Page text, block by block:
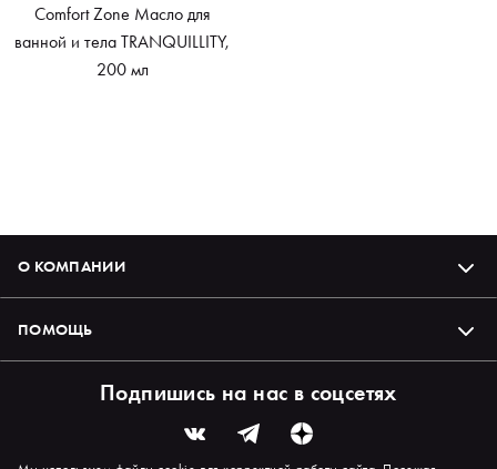
Comfort Zone Масло для
ванной и тела TRANQUILLITY,
200 мл
О КОМПАНИИ
ПОМОЩЬ
Подпишись на нас в соцсетях